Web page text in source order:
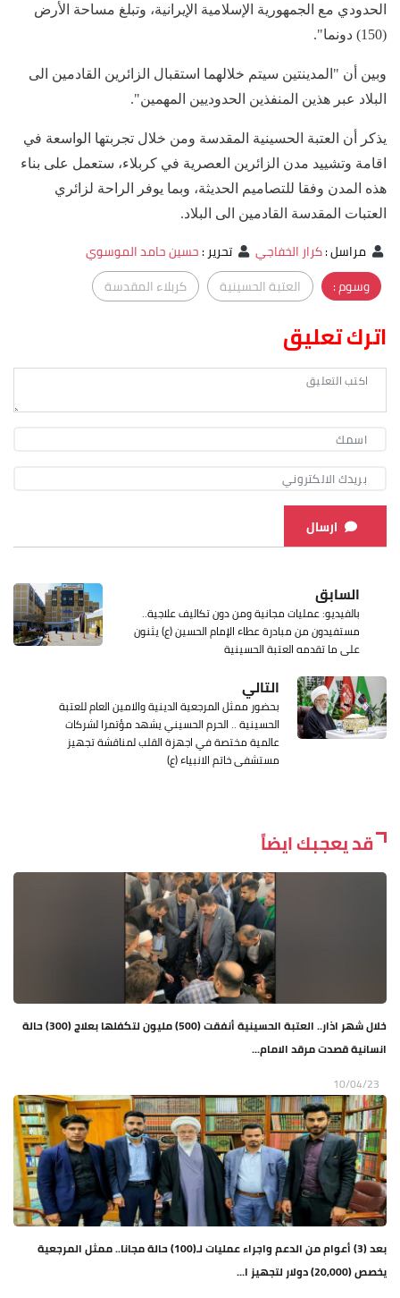
الحدودي مع الجمهورية الإسلامية الإيرانية، وتبلغ مساحة الأرض
(150) دونما".
وبين أن "المدينتين سيتم خلالهما استقبال الزائرين القادمين الى
البلاد عبر هذين المنفذين الحدوديين المهمين".
يذكر أن العتبة الحسينية المقدسة ومن خلال تجربتها الواسعة في
اقامة وتشييد مدن الزائرين العصرية في كربلاء، ستعمل على بناء
هذه المدن وفقا للتصاميم الحديثة، وبما يوفر الراحة لزائري
العتبات المقدسة القادمين الى البلاد.
مراسل:كرار الخفاجي تحرير:حسين حامد الموسوي
وسوم :
العتبة الحسينية كربلاء المقدسة
اترك تعليق
ارسال
السابق
بالفيديو: عمليات مجانية ومن دون تكاليف علاجية..
مستفيدون من مبادرة عطاء الإمام الحسين (ع) يثنون
على ما تقدمه العتبة الحسينية
التالي
بحضور ممثل المرجعية الدينية والامين العام للعتبة
الحسينية .. الحرم الحسيني يشهد مؤتمرا لشركات
عالمية مختصة في اجهزة القلب لمناقشة تجهيز
مستشفى خاتم الانبياء (ع)
قد يعجبك ايضاً
خلال شهر اذار.. العتبة الحسينية أنفقت (500) مليون لتكفلها بعلاج (300) حالة
انسانية قصدت مرقد الامام...
10/04/23
بعد (3) أعوام من الدعم واجراء عمليات لـ(100) حالة مجانا.. ممثل المرجعية
يخصص (20,000) دولار لتجهيز ا...